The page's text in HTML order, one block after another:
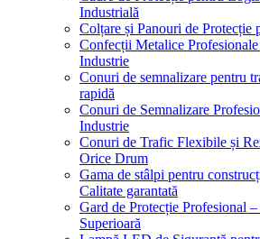
Industrială
Colțare și Panouri de Protecție
Confecții Metalice
Industrie
Conuri de semnalizare pentru
rapidă
Conuri de Semnalizare
Industrie
Conuri de Trafic Flexibile și
Orice Drum
Gama de stâlpi pentru
Calitate garantată
Gard de Protecție Profesional
Superioară